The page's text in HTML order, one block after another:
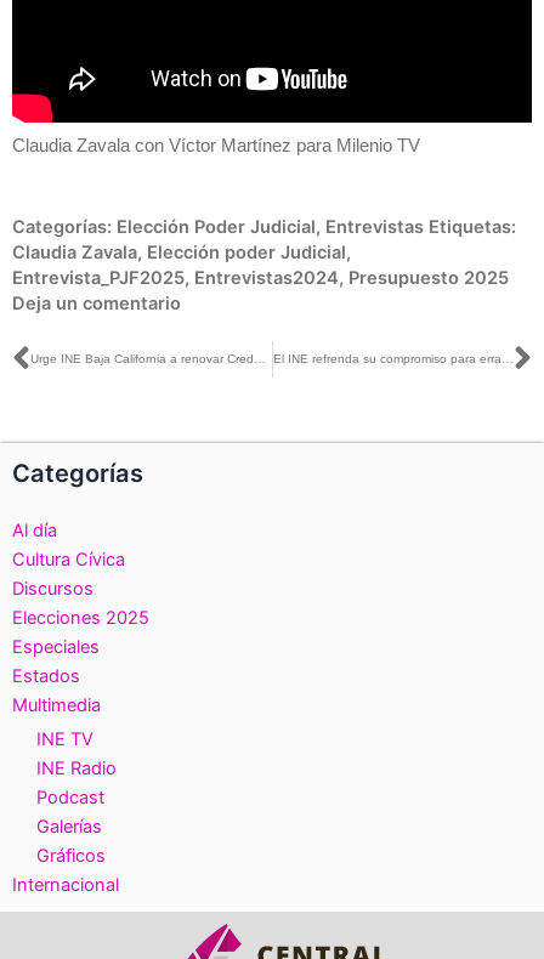
Claudia Zavala con Víctor Martínez para Milenio TV
Categorías: Elección Poder Judicial, Entrevistas Etiquetas:
Claudia Zavala, Elección poder Judicial,
Entrevista_PJF2025, Entrevistas2024, Presupuesto 2025
Deja un comentario
Ant
Categorías
Al día
Cultura Cívica
Discursos
Elecciones 2025
Especiales
Estados
Multimedia
INE TV
INE Radio
Podcast
Galerías
Gráficos
Internacional